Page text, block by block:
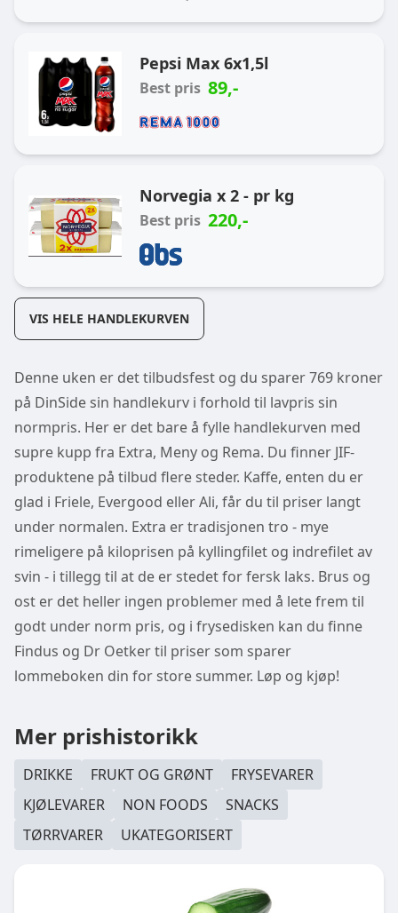
Pepsi Max 6x1,5l
Best pris 89,-
Norvegia x 2 - pr kg
Best pris 220,-
VIS HELE HANDLEKURVEN
Denne uken er det tilbudsfest og du sparer 769 kroner
på DinSide sin handlekurv i forhold til lavpris sin
normpris. Her er det bare å fylle handlekurven med
supre kupp fra Extra, Meny og Rema. Du finner JIF-
produktene på tilbud flere steder. Kaffe, enten du er
glad i Friele, Evergood eller Ali, får du til priser langt
under normalen. Extra er tradisjonen tro - mye
rimeligere på kiloprisen på kyllingfilet og indrefilet av
svin - i tillegg til at de er stedet for fersk laks. Brus og
ost er det heller ingen problemer med å lete frem til
godt under norm pris, og i frysedisken kan du finne
Findus og Dr Oetker til priser som sparer
lommeboken din for store summer. Løp og kjøp!
Mer prishistorikk
DRIKKE FRUKT OG GRØNT
FRYSEVARER
KJØLEVARER
NON FOODS
SNACKS
TØRRVARER
UKATEGORISERT